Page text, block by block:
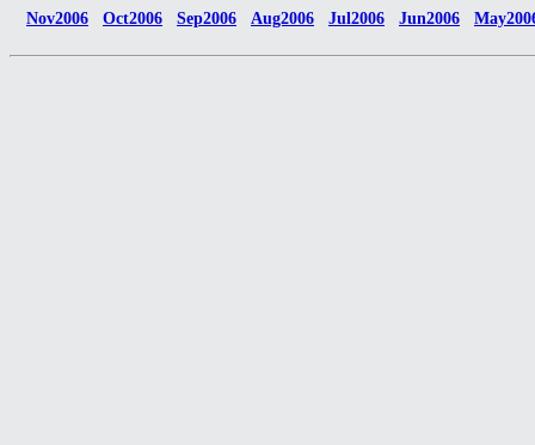
Nov2006
Oct2006 Sep2006 Aug2006 Jul2006 Jun2006